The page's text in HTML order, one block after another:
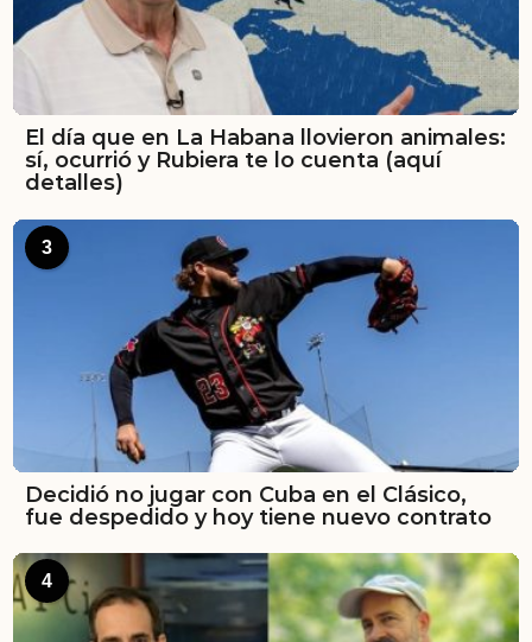
El día que en La Habana llovieron animales:
sí, ocurrió y Rubiera te lo cuenta (aquí
detalles)
3
Decidió no jugar con Cuba en el Clásico,
fue despedido y hoy tiene nuevo contrato
4